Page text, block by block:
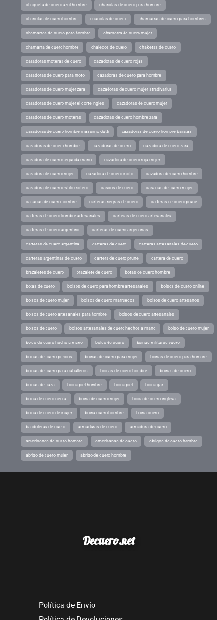
chaqueta de cuero azul hombre chanclas de cuero para hombre
chanclas de cuero hombre chanclas de cuero chamarras de cuero para hombres
chamarras de cuero para hombre chamarra de cuero mujer
chamarra de cuero hombre chalecos de cuero chaketas de cuero
cazadoras moteras de cuero cazadoras de cuero rojas
cazadoras de cuero para moto cazadoras de cuero para hombre
cazadoras de cuero mujer zara cazadoras de cuero mujer stradivarius
cazadoras de cuero mujer el corte ingles cazadoras de cuero mujer
cazadoras de cuero moteras cazadoras de cuero hombre zara
cazadoras de cuero hombre massimo dutti cazadoras de cuero hombre baratas
cazadoras de cuero hombre cazadoras de cuero cazadora de cuero zara
cazadora de cuero segunda mano cazadora de cuero roja mujer
cazadora de cuero mujer cazadora de cuero moto cazadora de cuero hombre
cazadora de cuero estilo motero cascos de cuero casacas de cuero mujer
casacas de cuero hombre carteras negras de cuero carteras de cuero prune
carteras de cuero hombre artesanales carteras de cuero artesanales
carteras de cuero argentino carteras de cuero argentinas
carteras de cuero argentina carteras de cuero carteras artesanales de cuero
carteras argentinas de cuero cartera de cuero prune cartera de cuero
brazaletes de cuero brazalete de cuero botas de cuero hombre
botas de cuero bolsos de cuero para hombre artesanales bolsos de cuero online
bolsos de cuero mujer bolsos de cuero marruecos bolsos de cuero artesanos
bolsos de cuero artesanales para hombre bolsos de cuero artesanales
bolsos de cuero bolsos artesanales de cuero hechos a mano bolso de cuero mujer
bolso de cuero hecho a mano bolso de cuero boinas militares cuero
boinas de cuero precios boinas de cuero para mujer boinas de cuero para hombre
boinas de cuero para caballeros boinas de cuero hombre boinas de cuero
boinas de caza boina piel hombre boina piel boina gar
boina de cuero negra boina de cuero mujer boina de cuero inglesa
boina de cuero de mujer boina cuero hombre boina cuero
bandoleras de cuero armaduras de cuero armadura de cuero
americanas de cuero hombre americanas de cuero abrigos de cuero hombre
abrigo de cuero mujer abrigo de cuero hombre
Decuero.net
Política de Envío